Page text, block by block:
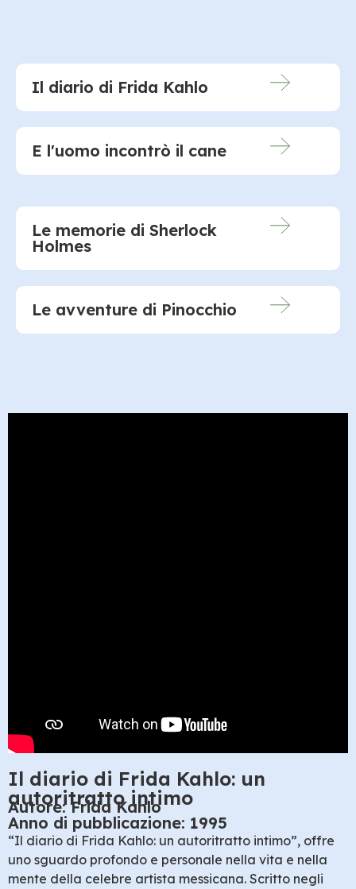
Il diario di Frida Kahlo
E l'uomo incontrò il cane
Le memorie di Sherlock
Holmes
Le avventure di Pinocchio
Il diario di Frida Kahlo: un
autoritratto intimo
Autore: Frida Kahlo
Anno di pubblicazione: 1995
“Il diario di Frida Kahlo: un autoritratto intimo”, offre
uno sguardo profondo e personale nella vita e nella
mente della celebre artista messicana. Scritto negli